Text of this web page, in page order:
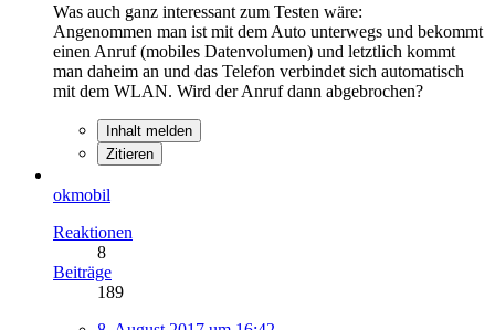
Was auch ganz interessant zum Testen wäre:
Angenommen man ist mit dem Auto unterwegs und bekommt
einen Anruf (mobiles Datenvolumen) und letztlich kommt
man daheim an und das Telefon verbindet sich automatisch
mit dem WLAN. Wird der Anruf dann abgebrochen?
Inhalt melden
Zitieren
okmobil
Reaktionen
8
Beiträge
189